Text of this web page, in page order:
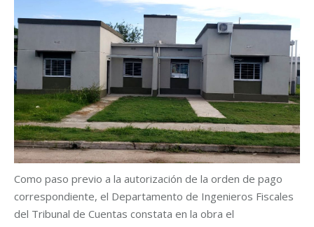
Como paso previo a la autorización de la orden de pago
correspondiente, el Departamento de Ingenieros Fiscales
del Tribunal de Cuentas constata en la obra el